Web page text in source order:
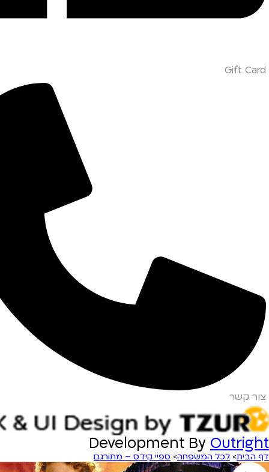
Gift Card
צור קשר
Development By Outright
דף הבית> לכל המשפחה> ספיי קידס – מתורגם